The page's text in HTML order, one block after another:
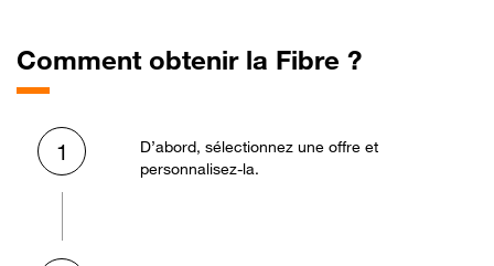
Comment obtenir la Fibre ?
1
D’abord, sélectionnez une offre et
personnalisez-la.